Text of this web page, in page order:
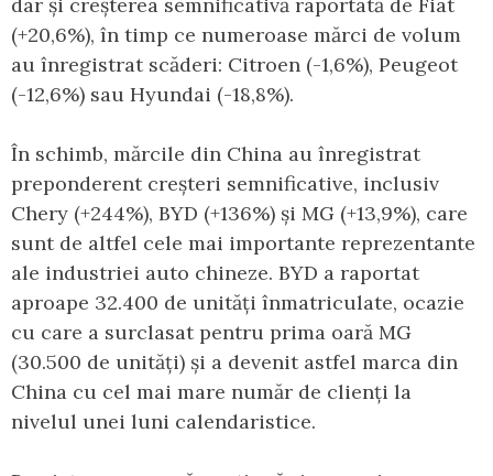
(+20,6%), în timp ce numeroase mărci de volum
au înregistrat scăderi: Citroen (-1,6%), Peugeot
(-12,6%) sau Hyundai (-18,8%).
În schimb, mărcile din China au înregistrat
preponderent creșteri semnificative, inclusiv
Chery (+244%), BYD (+136%) și MG (+13,9%), care
sunt de altfel cele mai importante reprezentante
ale industriei auto chineze. BYD a raportat
aproape 32.400 de unități înmatriculate, ocazie
cu care a surclasat pentru prima oară MG
(30.500 de unități) și a devenit astfel marca din
China cu cel mai mare număr de clienți la
nivelul unei luni calendaristice.